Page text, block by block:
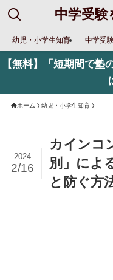
中学受験
幼児・小学生知育 中学受
【無料】「短期間で塾
ホーム 幼児・小学生知育
カインコ
別」によ
と防ぐ方
2024
2/16